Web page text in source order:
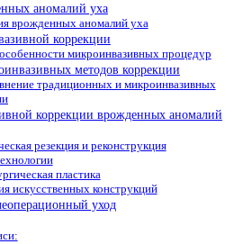
аномалий уха
врожденных аномалий уха
коррекции
микроинвазивных процедур
методов коррекции
традиционных и микроинвазивных
коррекции врожденных аномалий
резекция и реконструкция
пластика
искусственных конструкций
уход